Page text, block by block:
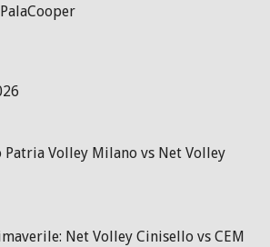
Patria Volley Milano vs Net Volley
Net Volley Cinisello vs CEM